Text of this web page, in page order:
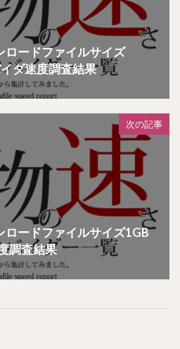
ロードファイルサイズ
ダ速度調査結果
次の記事
ロードファイルサイズ1GB
調査結果